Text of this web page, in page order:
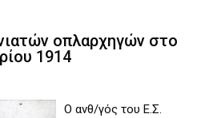
οπλαρχηγών στο
1914
Ο ανθ/γός του Ε.Σ.